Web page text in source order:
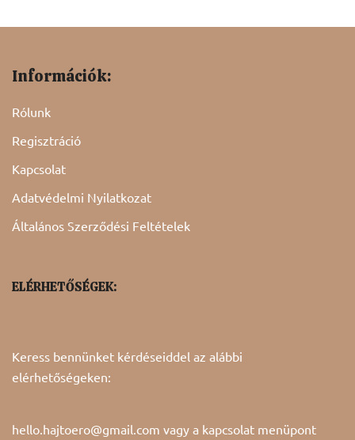
Információk:
Rólunk
Regisztráció
Kapcsolat
Adatvédelmi Nyilatkozat
Általános Szerződési Feltételek
ELÉRHETŐSÉGEK:
Keress bennünket kérdéseiddel az alábbi
elérhetőségeken:
hello.hajtoero@gmail.com vagy a kapcsolat menüpont